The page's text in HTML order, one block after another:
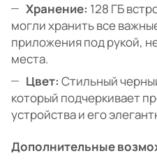
Хранение: 128 ГБ
могли хранить все
приложения под рукой,
места.
Цвет: Стильный
который подчеркивает
устройства и его
Дополнительные